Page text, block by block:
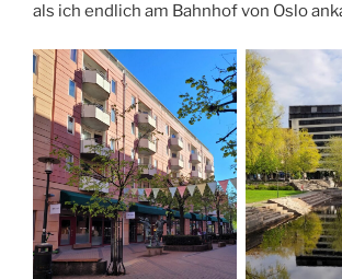
als ich endlich am Bahnhof von Oslo